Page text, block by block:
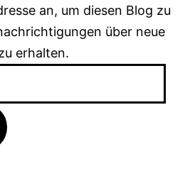
an, um diesen Blog zu
über neue
erhalten.